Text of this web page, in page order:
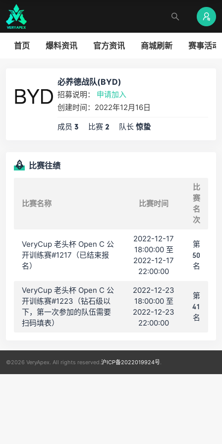
首页 爆料资讯 官方资讯 商城刷新 赛事活动
必养德战队(BYD)
招募说明： 申请加入
创建时间：2022年12月16日
成员 3 比赛 2 队长 惊蛰
比赛往绩
比赛名称 比赛时间
比
赛
名
次
VeryCup 老头杯 Open C 公
开训练赛#1217（已结束报
名）
2022-12-17
18:00:00 至
2022-12-17
22:00:00
第
50
名
VeryCup 老头杯 Open C 公
开训练赛#1223（钻石级以
下，第一次参加的队伍需要
扫码填表）
2022-12-23
18:00:00 至
2022-12-23
22:00:00
第
41
名
©2026 VeryApex. All rights reserved. 沪ICP备2022019924号